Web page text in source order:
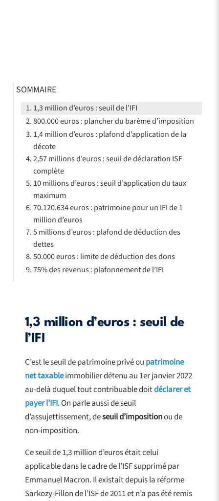
1,3 million d’euros : seuil de
l’IFI
C’est le seuil de patrimoine privé ou patrimoine
net taxableimmobilier détenu au 1er janvier 2022
au-delà duquel tout contribuable doitdéclarer et
payer l’IFI. On parle aussi de seuil
d’assujettissement, deseuil d’impositionou de
non-imposition.
Ce seuil de 1,3 million d’euros était celui
applicable dans le cadre de l’ISF supprimé par
Emmanuel Macron. Il existait depuis la réforme
Sarkozy-Fillon de l’ISF de 2011 et n’a pas été remis
SOMMAIRE
1,3 million d’euros : seuil de l’IFI
800.000 euros : plancher du barème d’imposition
1,4 million d’euros : plafond d’application de la
décote
2,57 millions d’euros : seuil de déclaration ISF
complète
10 millions d’euros : seuil d’application du taux
maximum
70.120.634 euros : patrimoine pour un IFI de 1
million d’euros
5 millions d’euros : plafond de déduction des
dettes
50.000 euros : limite de déduction des dons
75% des revenus : plafonnement de l’IFI